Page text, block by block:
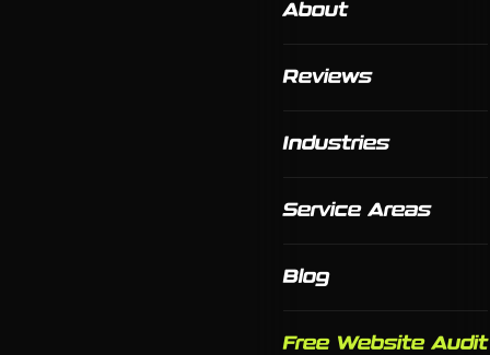
About
Reviews
Industries
Service Areas
Blog
Free Website Audit